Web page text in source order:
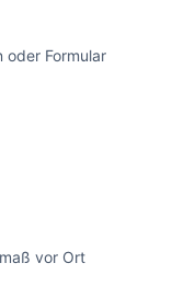
oder Formular
vor Ort